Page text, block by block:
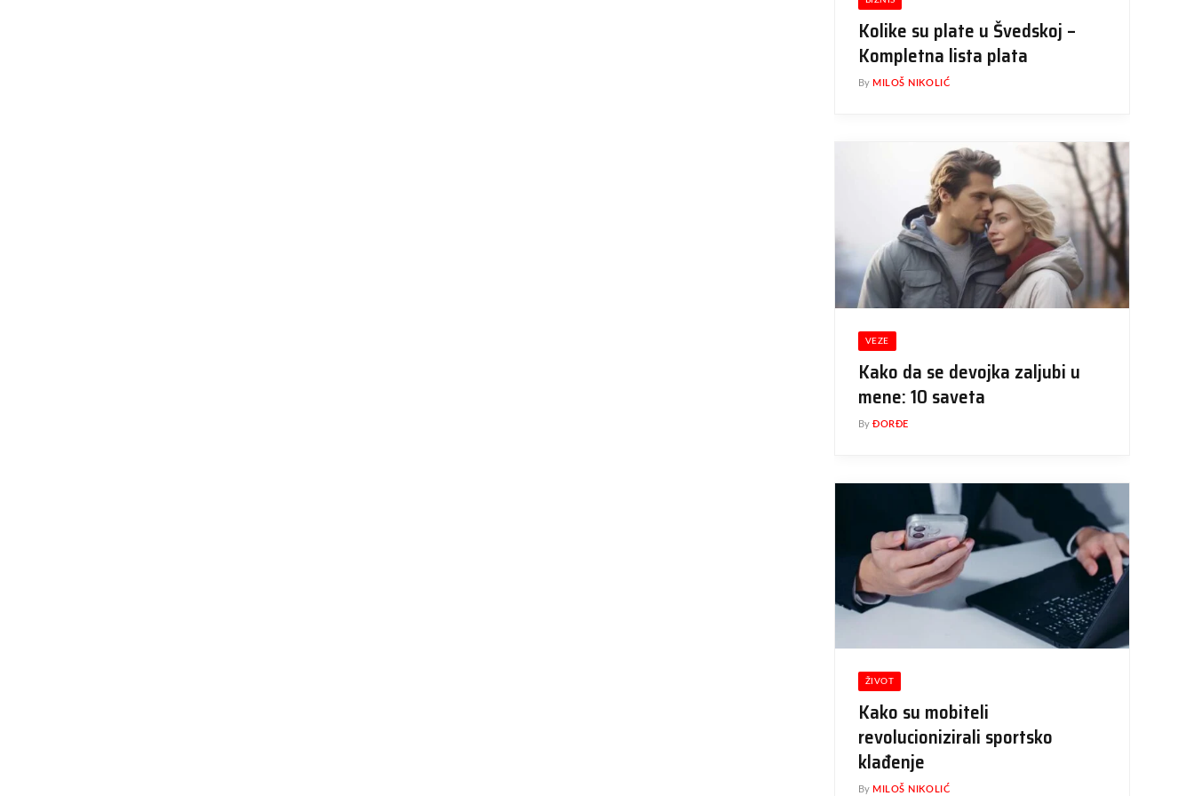
Kolike su plate u Švedskoj –
Kompletna lista plata
By MILOŠ NIKOLIĆ
VEZE
Kako da se devojka zaljubi u
mene: 10 saveta
By ĐORĐE
ŽIVOT
Kako su mobiteli
revolucionizirali sportsko
klađenje
By MILOŠ NIKOLIĆ